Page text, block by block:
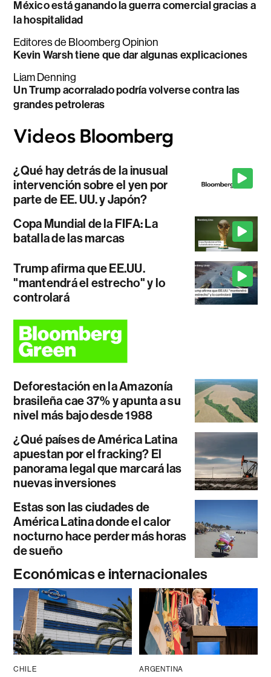
México está ganando la guerra comercial gracias a
la hospitalidad
Editores de Bloomberg Opinion
Kevin Warsh tiene que dar algunas explicaciones
Liam Denning
Un Trump acorralado podría volverse contra las
grandes petroleras
¿Qué hay detrás de la inusual
intervención sobre el yen por
parte de EE. UU. y Japón?
Copa Mundial de la FIFA: La
batalla de las marcas
Trump afirma que EE.UU.
"mantendrá el estrecho" y lo
controlará
Deforestación en la Amazonía
brasileña cae 37% y apunta a su
nivel más bajo desde 1988
¿Qué países de América Latina
apuestan por el fracking? El
panorama legal que marcará las
nuevas inversiones
Estas son las ciudades de
América Latina donde el calor
nocturno hace perder más horas
de sueño
Económicas e internacionales
CHILE ARGENTINA